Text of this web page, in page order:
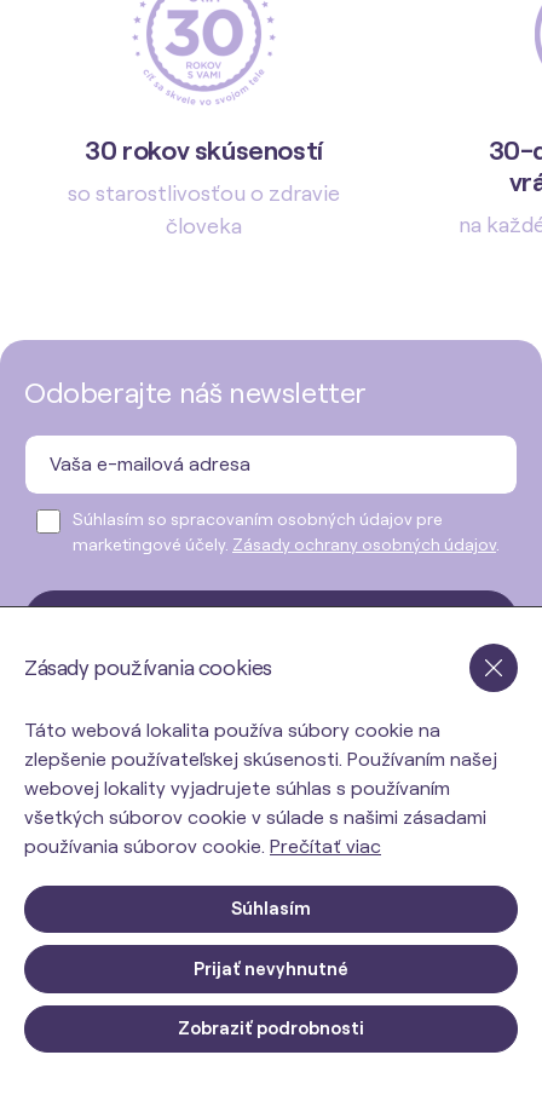
30 rokov skúseností
so starostlivosťou o zdravie
človeka
30-
na
2x ORIN IMUNKO
35,00 € 40,00 € Do košíka
Odoberajte náš newsletter
Súhlasím so spracovaním osobných údajov pre
marketingové účely. Zásady ochrany osobných údajov.
+421 917 493 833
info@orinbody.sk
Informácie pre Vás
Blog
Doprava & Platby
Zásady používania cookies
Táto webová lokalita používa súbory cookie na
zlepšenie používateľskej skúsenosti. Používaním našej
webovej lokality vyjadrujete súhlas s používaním
všetkých súborov cookie v súlade s našimi zásadami
používania súborov cookie. Prečítať viac
Súhlasím
Prijať nevyhnutné
Zobraziť podrobnosti